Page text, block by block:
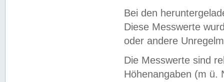
Bei den
Diese Messwerte
oder andere
Die Messwerte sind
Höhenangaben (m ü.